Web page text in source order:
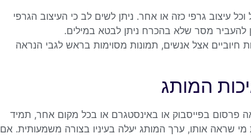
עיצוב גרפי כזה או אחר. ניתן לשים לב כי העיצוב הגרפי
להעביר מסר שלא בהכרח ניתן לבטא במילים.
חיוביים אצל אנשים, תמונות מסוימות בראש לגבי הנראה
המותג
פרסום בפייסבוק או באינסטגרם או בכל מקום אחר, תמיד
שראה אותו, ערך המותג יעלה בעיניו בצורה משמעותית. אם